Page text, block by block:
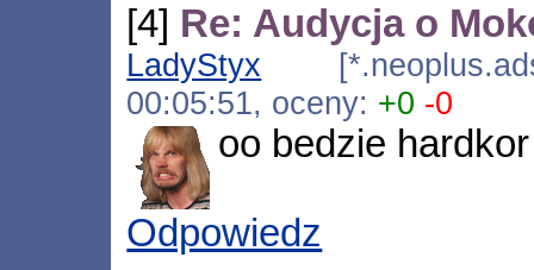
[4] Re: Audycja o
LadyStyx
00:05:51, oceny: +0 -0
oo bedzie hardkor
Odpowiedz